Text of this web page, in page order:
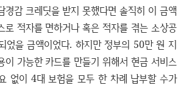
경감 크레딧을 받지 못했다면 솔직히 이 금액
로 적자를 면하거나 혹은 적자를 겪는 소상공
었을 금액이었다. 하지만 정부의 50만 원 지
이 가능한 카드를 만들기 위해서 현금 서비스
없이 4대 보험을 모두 한 차례 납부할 수가